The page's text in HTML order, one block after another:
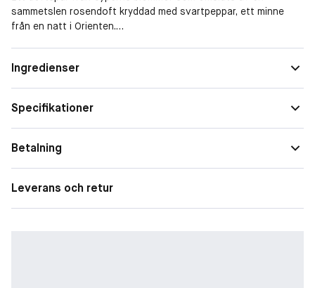
sammetslen rosendoft kryddad med svartpeppar, ett minne
från en natt i Orienten.
botanisten Louis Feuillées resor.
100 % vegansk.
Topp: Bergamott
Hjärta: Ros, Svartpeppar
Bas: Cederträ, Sandelträ
Ingredienser
Specifikationer
Betalning
Leverans och retur